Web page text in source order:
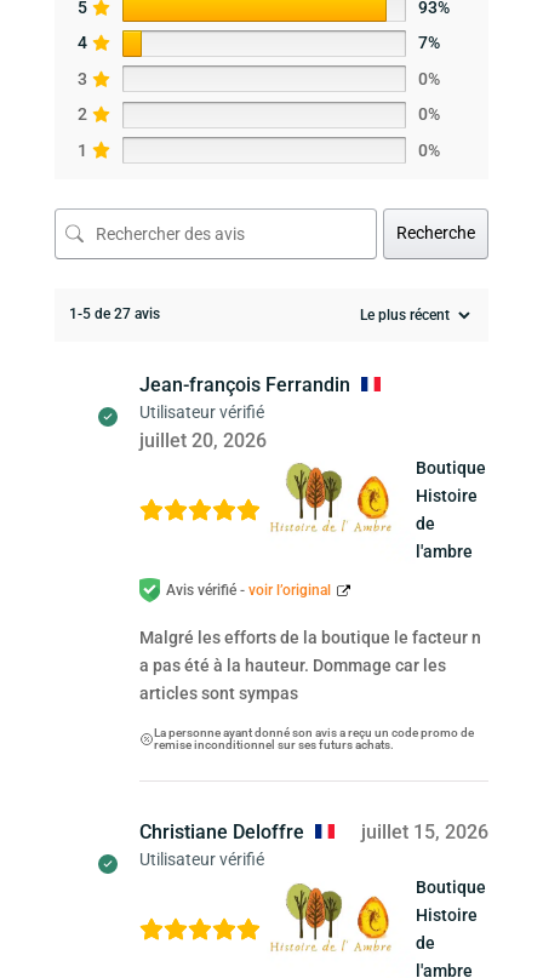
5
93%
4
7%
3
0%
2
0%
1
0%
Recherche
1-5 de 27 avis
Jean-françois Ferrandin
Utilisateur vérifié
juillet 20, 2026
Boutique
Histoire
de
l'ambre
Avis vérifié - voir l’original
Malgré les efforts de la boutique le facteur n
a pas été à la hauteur. Dommage car les
articles sont sympas
La personne ayant donné son avis a reçu un code promo de
remise inconditionnel sur ses futurs achats.
Christiane Deloffre
Utilisateur vérifié
juillet 15, 2026
Boutique
Histoire
de
l'ambre